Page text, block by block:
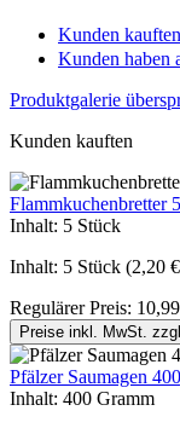
Kunden kauften
Kunden haben
Produktgalerie
Kunden kauften
Flammkuchenbretter
Inhalt: 5 Stück
Inhalt: 5 Stück (2,20
Regulärer Preis:
Preise inkl. MwSt.
Pfälzer Saumagen
Inhalt: 400 Gramm